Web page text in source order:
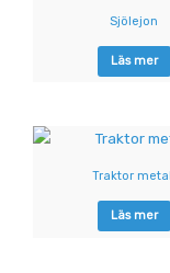
Sjölejon
Läs mer
Traktor metall
Läs mer